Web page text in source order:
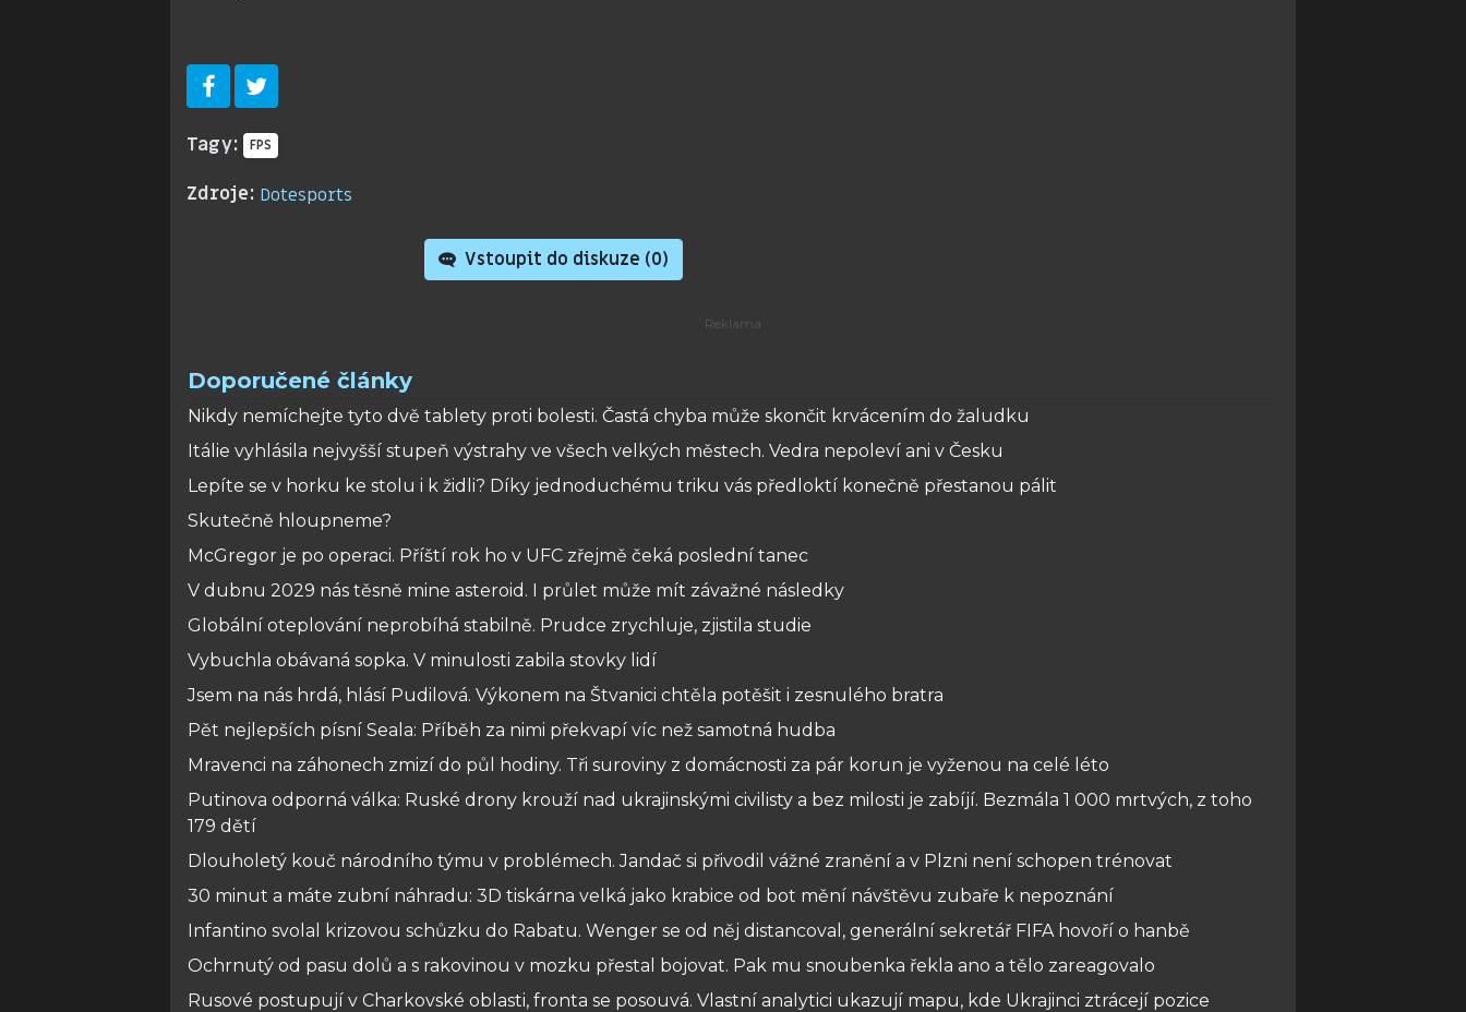
Tagy: FPS
Zdroje: Dotesports
Vstoupit do diskuze (0)
Doporučené články
Nikdy nemíchejte tyto dvě tablety proti bolesti. Častá chyba může skončit krvácením do žaludku
Itálie vyhlásila nejvyšší stupeň výstrahy ve všech velkých městech. Vedra nepoleví ani v Česku
Lepíte se v horku ke stolu i k židli? Díky jednoduchému triku vás předloktí konečně přestanou pálit
Skutečně hloupneme?
McGregor je po operaci. Příští rok ho v UFC zřejmě čeká poslední tanec
V dubnu 2029 nás těsně mine asteroid. I průlet může mít závažné následky
Globální oteplování neprobíhá stabilně. Prudce zrychluje, zjistila studie
Vybuchla obávaná sopka. V minulosti zabila stovky lidí
Jsem na nás hrdá, hlásí Pudilová. Výkonem na Štvanici chtěla potěšit i zesnulého bratra
Pět nejlepších písní Seala: Příběh za nimi překvapí víc než samotná hudba
Mravenci na záhonech zmizí do půl hodiny. Tři suroviny z domácnosti za pár korun je vyženou na celé léto
Putinova odporná válka: Ruské drony krouží nad ukrajinskými civilisty a bez milosti je zabíjí. Bezmála 1 000 mrtvých, z toho
179 dětí
Dlouholetý kouč národního týmu v problémech. Jandač si přivodil vážné zranění a v Plzni není schopen trénovat
30 minut a máte zubní náhradu: 3D tiskárna velká jako krabice od bot mění návštěvu zubaře k nepoznání
Infantino svolal krizovou schůzku do Rabatu. Wenger se od něj distancoval, generální sekretář FIFA hovoří o hanbě
Ochrnutý od pasu dolů a s rakovinou v mozku přestal bojovat. Pak mu snoubenka řekla ano a tělo zareagovalo
Rusové postupují v Charkovské oblasti, fronta se posouvá. Vlastní analytici ukazují mapu, kde Ukrajinci ztrácejí pozice